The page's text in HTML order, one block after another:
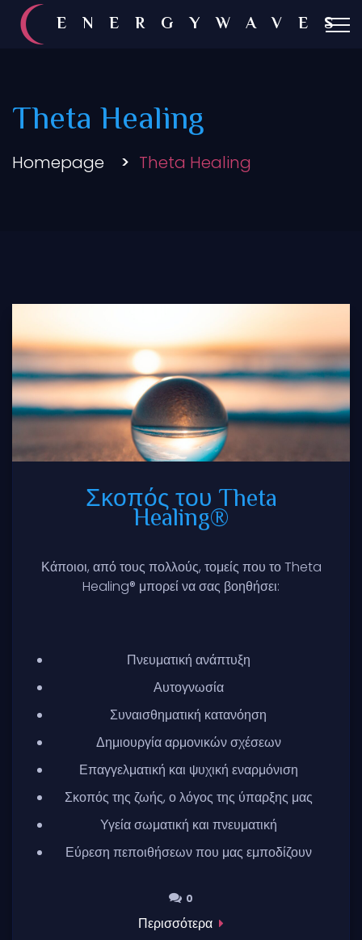
ENERGYWAVES
Theta Healing
Homepage Theta Healing
Σκοπός του Theta
Healing®
Κάποιοι, από τους πολλούς, τομείς που το Theta
Healing® μπορεί να σας βοηθήσει:
Πνευματική ανάπτυξη
Αυτογνωσία
Συναισθηματική κατανόηση
Δημιουργία αρμονικών σχέσεων
Επαγγελματική και ψυχική εναρμόνιση
Σκοπός της ζωής, ο λόγος της ύπαρξης μας
Υγεία σωματική και πνευματική
Εύρεση πεποιθήσεων που μας εμποδίζουν
0
0
Περισσότερα